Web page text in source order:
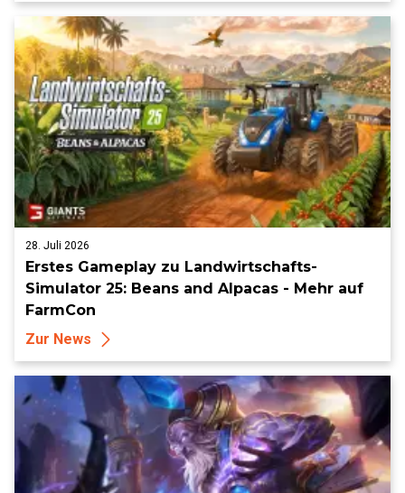
28. Juli 2026
Erstes Gameplay zu Landwirtschafts-
Simulator 25: Beans and Alpacas - Mehr auf
FarmCon
Zur News